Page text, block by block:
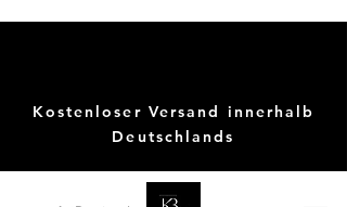
Kostenloser Versand innerhalb
Deutschlands